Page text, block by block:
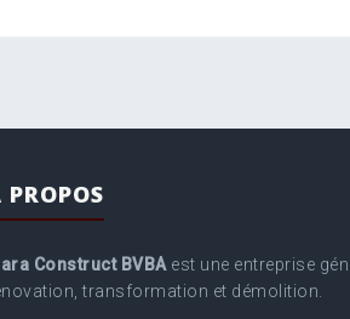
PROPOS
Construct BVBA est une entreprise
transformation et démolition.